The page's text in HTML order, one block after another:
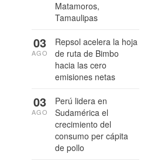
Matamoros,
Tamaulipas
Repsol acelera la hoja
de ruta de Bimbo
hacia las cero
emisiones netas
03
AGO
Perú lidera en
Sudamérica el
crecimiento del
consumo per cápita
de pollo
03
AGO